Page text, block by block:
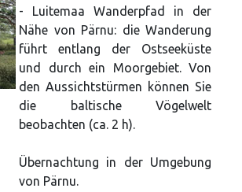
- Luitemaa Wanderpfad in der
Nähe von Pärnu: die Wanderung
führt entlang der Ostseeküste
und durch ein Moorgebiet. Von
den Aussichtstürmen können Sie
die baltische Vögelwelt
beobachten (ca. 2 h).
Übernachtung in der Umgebung
von Pärnu.